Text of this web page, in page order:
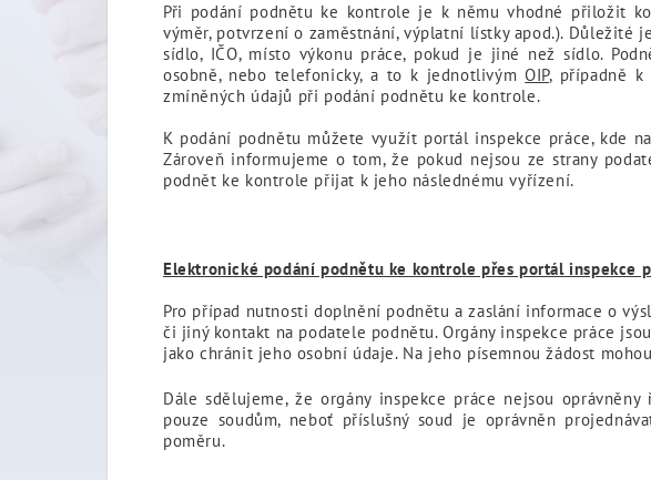
Při podání podnětu ke kontrole je k němu vhodné přiložit
výměr, potvrzení o zaměstnání, výplatní lístky apod.). Důležité
sídlo, IČO, místo výkonu práce, pokud je jiné než sídlo.
osobně, nebo telefonicky, a to k jednotlivýmOIP, případně k
zmíněných údajů při podání podnětu ke kontrole.
K podání podnětu můžete využít portál inspekce práce, kde
Zároveň informujeme o tom, že pokud nejsou ze strany
podnět ke kontrole přijat k jeho následnému vyřízení.
Elektronické podání podnětu ke kontrole přes portál inspekce
Pro případ nutnosti doplnění podnětu a zaslání informace o
či jiný kontakt na podatele podnětu. Orgány inspekce práce
jako chránit jeho osobní údaje. Na jeho písemnou žádost
Dále sdělujeme, že orgány inspekce práce nejsou
pouze soudům, neboť příslušný soud je oprávněn
poměru.